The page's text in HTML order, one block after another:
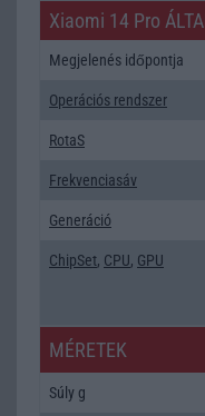
Xiaomi 14 Pro
Megjelenés időpontja
Operációs rendszer
RotaS
Frekvenciasáv
Generáció
ChipSet, CPU, GPU
MÉRETEK
Súly g